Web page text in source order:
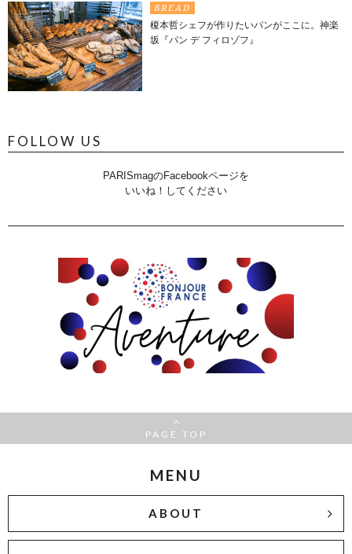
BREAD
榎本哲シェフが作りたいパンがここに。神楽
坂『パン デ フィロゾフ』
FOLLOW US
PARISmagのFacebookページを
いいね！してください
PAGE TOP
MENU
ABOUT